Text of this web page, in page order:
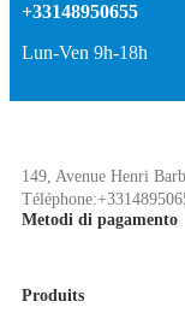
+33148950655
Lun-Ven 9h-18h
149, Avenue Henri
Metodi di pagamento
Produits